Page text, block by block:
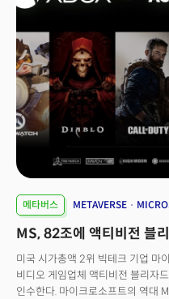
동력으로 도움이 될 것."이라 분석
(The Elder Scrolls)'과 '둠
모기업 제니맥스 미디어(ZeniMax
마이크로소프트는 2014년 메타버
(Minecraft)의 모장(Mojang)을 인
마이크로소프트의 사티아 나델라
플랫폼 개발에 핵심적인 역할을 할
대한 비전이 단일 중앙화된 플랫폼
것임을 강조했다. 나델라 CEO의
요소로 인식된다. 하지만 최근 메타
있을까?
메타버스 METAVERSE
MS, 82조에 액티비전 블
미국 시가총액 2위 빅테크 기업 마
비디오 게임업체 액티비전 블리자
인수한다. 마이크로소프트의 역대